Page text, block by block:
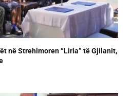
në Strehimoren “Liria” të Gjilanit,